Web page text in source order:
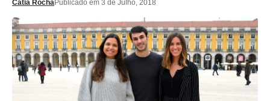
Cátia RochaPublicado em 3 de Julho, 2018